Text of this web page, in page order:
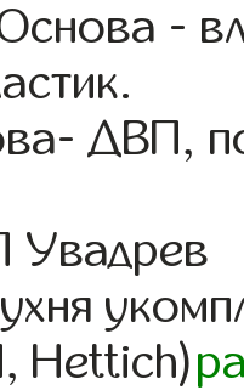
-
ДВП,
Увадрев
Hettich)